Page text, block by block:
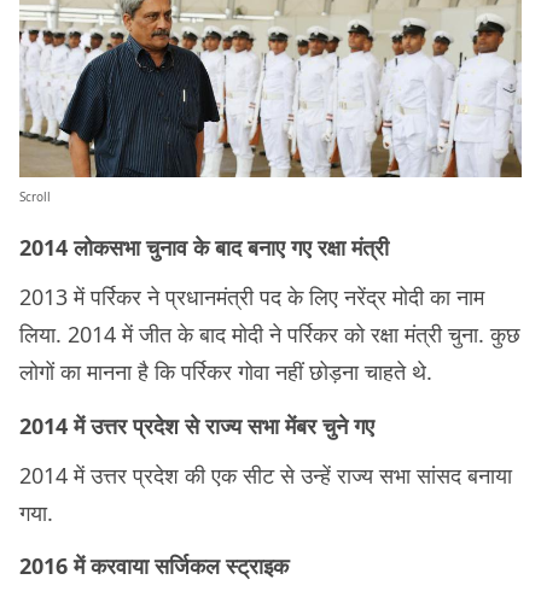
Scroll
2014 लोकसभा चुनाव के बाद बनाए गए रक्षा मंत्री
2013 में पर्रिकर ने प्रधानमंत्री पद के लिए नरेंद्र मोदी का नाम
लिया. 2014 में जीत के बाद मोदी ने पर्रिकर को रक्षा मंत्री चुना. कुछ
लोगों का मानना है कि पर्रिकर गोवा नहीं छोड़ना चाहते थे.
2014 में उत्तर प्रदेश से राज्य सभा मेंबर चुने गए
2014 में उत्तर प्रदेश की एक सीट से उन्हें राज्य सभा सांसद बनाया
गया.
2016 में करवाया सर्जिकल स्ट्राइक